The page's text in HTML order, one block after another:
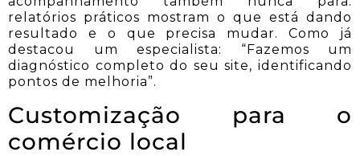
relatórios práticos mostram o que está dando
resultado e o que precisa mudar. Como já
destacou um especialista: “Fazemos um
diagnóstico completo do seu site, identificando
pontos de melhoria”.
Customização para o
comércio local